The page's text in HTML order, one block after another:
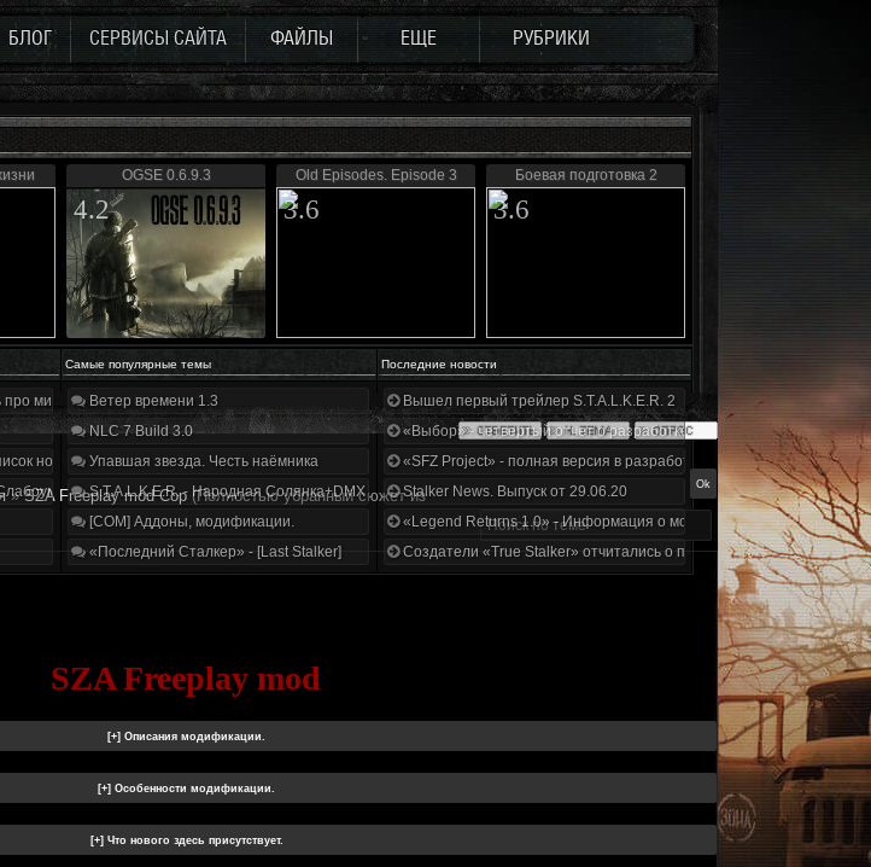
БЛОГ СЕРВИСЫ САЙТА ФАЙЛЫ ЕЩЕ РУБРИКИ
OGSE 0.6.9.3
4.2
Old Episodes. Episode 3
3.6
Боевая подготовка 2
3.6
Самые популярные темы Последние новости
мир, геймплей и сюжет | Разбор трейлера
нововведений
и отвага
Ветер времени 1.3
NLC 7 Build 3.0
Упавшая звезда. Честь наёмника
S.T.A.L.K.E.R. - Народная Солянка+DMX 1.3.5.ООП.МА.К.
[COM] Аддоны, модификации.
«Последний Сталкер» - [Last Stalker]
Вышел первый трейлер S.T.A.L.K.E.R. 2
«Выбор» - четвертый отчет о разработке!
«SFZ Project» - полная версия в разработке!
Stalker News. Выпуск от 29.06.20
«Legend Returns 1.0» - Информация о моде за июнь 2020
Создатели «True Stalker» отчитались о проделанной работе
» SZA Freeplay mod Cop (Полностью убранный сюжет из
SZA Freeplay mod